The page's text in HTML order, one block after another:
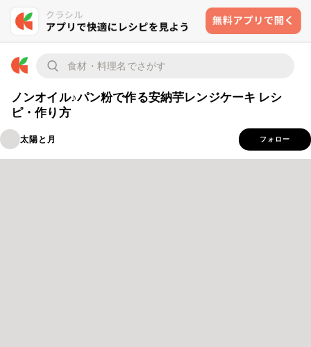
ノンオイル♪パン粉で作る安納芋レンジケーキ レシ
ピ・作り方
太陽と月 フォロー